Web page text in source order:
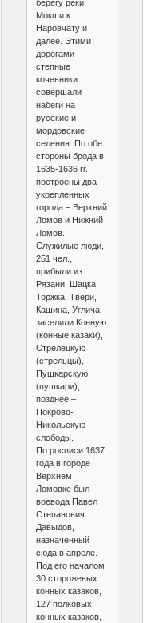
берегу реки
Мокши к
Наровчату и
далее. Этими
дорогами
степные
кочевники
совершали
набеги на
русские и
мордовские
селения. По обе
стороны брода в
1635-1636 гг.
построены два
укрепленных
города – Верхний
Ломов и Нижний
Ломов.
Служилые люди,
251 чел.,
прибыли из
Рязани, Шацка,
Торжка, Твери,
Кашина, Углича,
заселили Конную
(конные казаки),
Стрелецкую
(стрельцы),
Пушкарскую
(пушкари),
позднее –
Покрово-
Никольскую
слободы.
По росписи 1637
года в городе
Верхнем
Ломовке был
воевода Павел
Степанович
Давыдов,
назначенный
сюда в апреле.
Под его началом
30 сторожевых
конных казаков,
127 полковых
конных казаков,